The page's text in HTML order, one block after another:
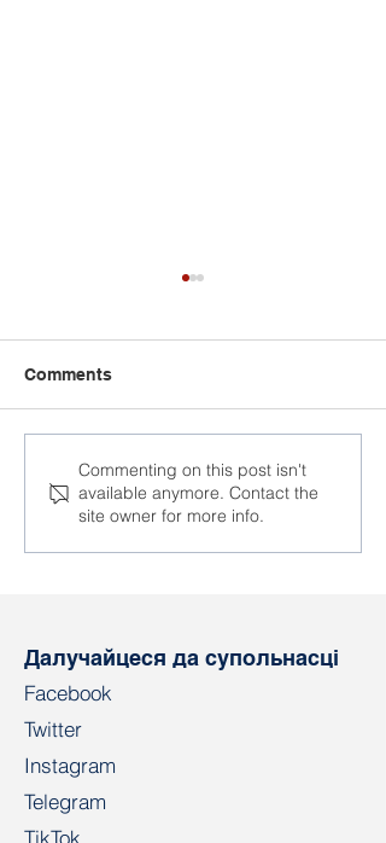
У Наваполацку
прайшлі масавыя
арышты былых
актывістаў
Comments
Commenting on this post isn't
available anymore. Contact the
site owner for more info.
Далучайцеся да супольнасці
Facebook
Twitter
Instagram
Telegram
TikTok